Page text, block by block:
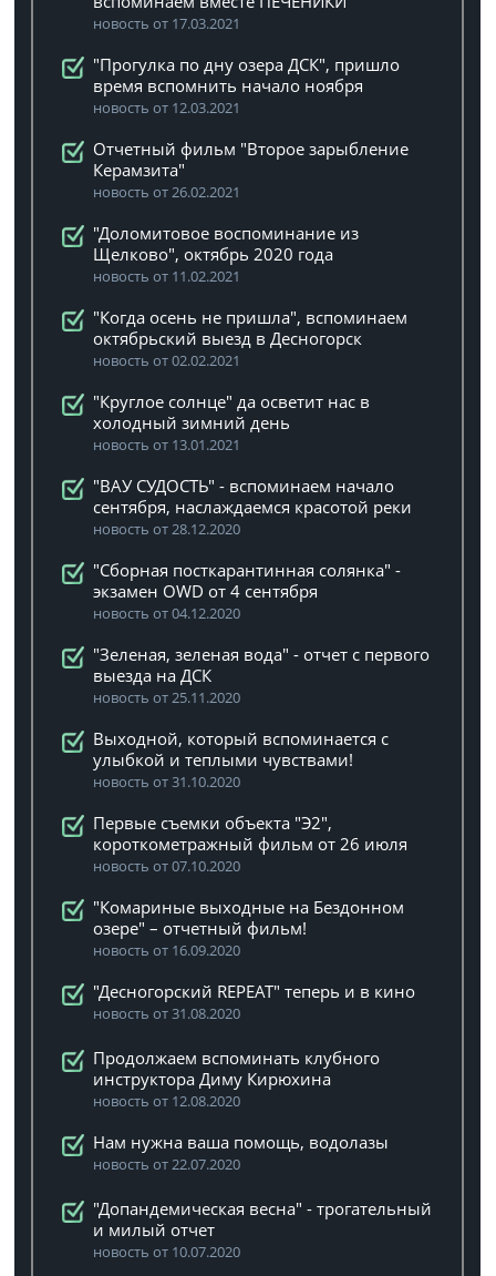
новость от 17.03.2021
"Прогулка по дну озера ДСК", пришло
время вспомнить начало ноября
новость от 12.03.2021
Отчетный фильм "Второе зарыбление
Керамзита"
новость от 26.02.2021
"Доломитовое воспоминание из
Щелково", октябрь 2020 года
новость от 11.02.2021
"Когда осень не пришла", вспоминаем
октябрьский выезд в Десногорск
новость от 02.02.2021
"Круглое солнце" да осветит нас в
холодный зимний день
новость от 13.01.2021
"ВАУ СУДОСТЬ" - вспоминаем начало
сентября, наслаждаемся красотой реки
новость от 28.12.2020
"Сборная посткарантинная солянка" -
экзамен OWD от 4 сентября
новость от 04.12.2020
"Зеленая, зеленая вода" - отчет с первого
выезда на ДСК
новость от 25.11.2020
Выходной, который вспоминается с
улыбкой и теплыми чувствами!
новость от 31.10.2020
Первые съемки объекта "Э2",
короткометражный фильм от 26 июля
новость от 07.10.2020
"Комариные выходные на Бездонном
озере" – отчетный фильм!
новость от 16.09.2020
"Десногорский REPEAT" теперь и в кино
новость от 31.08.2020
Продолжаем вспоминать клубного
инструктора Диму Кирюхина
новость от 12.08.2020
Нам нужна ваша помощь, водолазы
новость от 22.07.2020
"Допандемическая весна" - трогательный
и милый отчет
новость от 10.07.2020